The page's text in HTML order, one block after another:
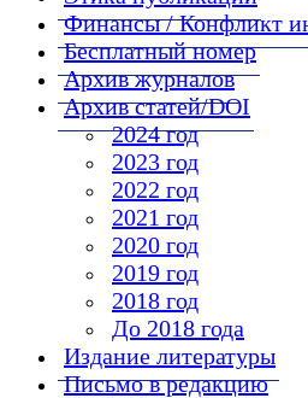
Финансы / Конфликт
Бесплатный номер
Архив журналов
Архив статей/DOI
2024 год
2023 год
2022 год
2021 год
2020 год
2019 год
2018 год
До 2018 года
Издание литературы
Письмо в редакцию